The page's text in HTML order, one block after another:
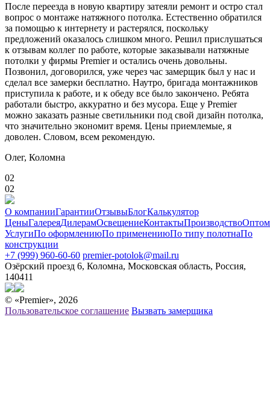
После переезда в новую квартиру затеяли ремонт и остро стал
вопрос о монтаже натяжного потолка. Естественно обратился
за помощью к интернету и растерялся, поскольку
предложений оказалось слишком много. Решил прислушаться
к отзывам коллег по работе, которые заказывали натяжные
потолки у фирмы Premier и остались очень довольны.
Позвонил, договорился, уже через час замерщик был у нас и
сделал все замерки бесплатно. Наутро, бригада монтажников
приступила к работе, и к обеду все было закончено. Ребята
работали быстро, аккуратно и без мусора. Еще у Premier
можно заказать разные светильники под свой дизайн потолка,
что значительно экономит время. Цены приемлемые, я
доволен. Словом, всем рекомендую.
Олег, Коломна
02
02
О компанииГарантииОтзывыБлогКалькулятор
ЦеныГалереяДилерамОсвещениеКонтактыПроизводствоОптом
УслугиПо оформлениюПо применениюПо типу полотнаПо
конструкции
+7 (999) 960-60-60 premier-potolok@mail.ru
Озёрский проезд 6, Коломна, Московская область, Россия,
140411
© «Premier», 2026
Пользовательское соглашение Вызвать замерщика